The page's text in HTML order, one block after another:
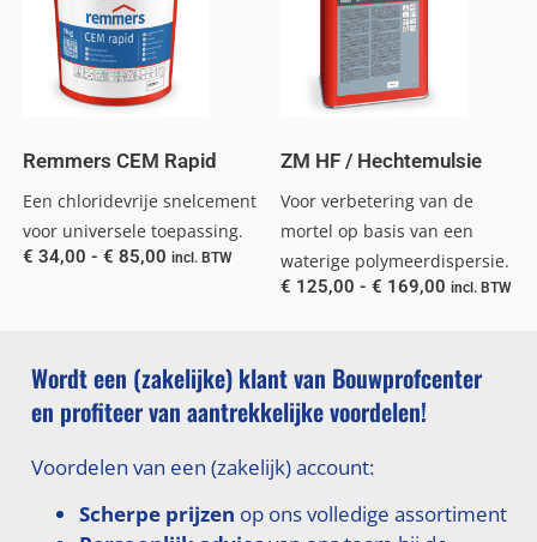
Remmers CEM Rapid
Een chloridevrije snelcement
voor universele toepassing.
€ 34,00 - € 85,00 incl. BTW
ZM HF / Hechtemulsie
Voor verbetering van de
mortel op basis van een
waterige polymeerdispersie.
€ 125,00 - € 169,00 incl. BTW
Wordt een (zakelijke) klant van Bouwprofcenter
en profiteer van aantrekkelijke voordelen!
Voordelen van een (zakelijk) account:
Scherpe prijzen op ons volledige assortiment